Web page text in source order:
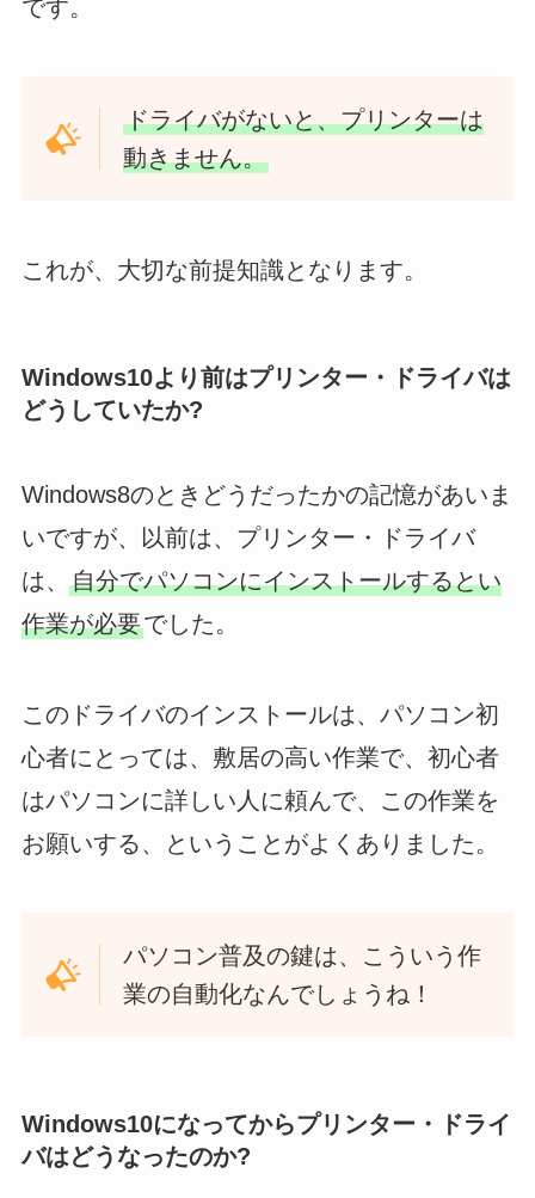
です。
ドライバがないと、プリンターは
動きません。
これが、大切な前提知識となります。
Windows10より前はプリンター・ドライバは
どうしていたか?
Windows8のときどうだったかの記憶があいま
いですが、以前は、プリンター・ドライバ
は、 自分でパソコンにインストールするとい
作業が必要でした。
このドライバのインストールは、パソコン初
心者にとっては、敷居の高い作業で、初心者
はパソコンに詳しい人に頼んで、この作業を
お願いする、ということがよくありました。
パソコン普及の鍵は、こういう作
業の自動化なんでしょうね！
Windows10になってからプリンター・ドライ
バはどうなったのか?